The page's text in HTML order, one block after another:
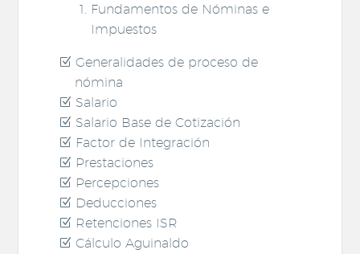
Fundamentos de Nóminas e
Impuestos
Generalidades de proceso de
nómina
Salario
Salario Base de Cotización
Factor de Integración
Prestaciones
Percepciones
Deducciones
Retenciones ISR
Cálculo Aguinaldo